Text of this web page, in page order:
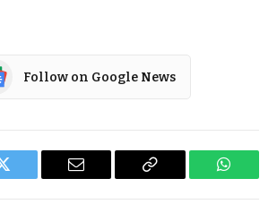
Follow on Google News
Twitter Email
Copy